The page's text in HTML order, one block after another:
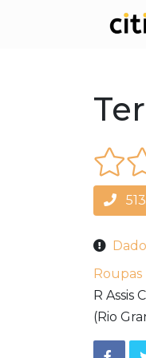
Roupas
R Assis
(Rio